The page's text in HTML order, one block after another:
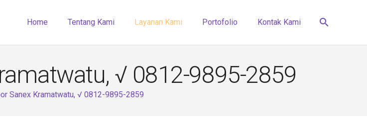
Home Tentang Kami Layanan Kami Portofolio Kontak Kami search
√ 0812-9895-2859
Sanex Kramatwatu, √ 0812-9895-2859